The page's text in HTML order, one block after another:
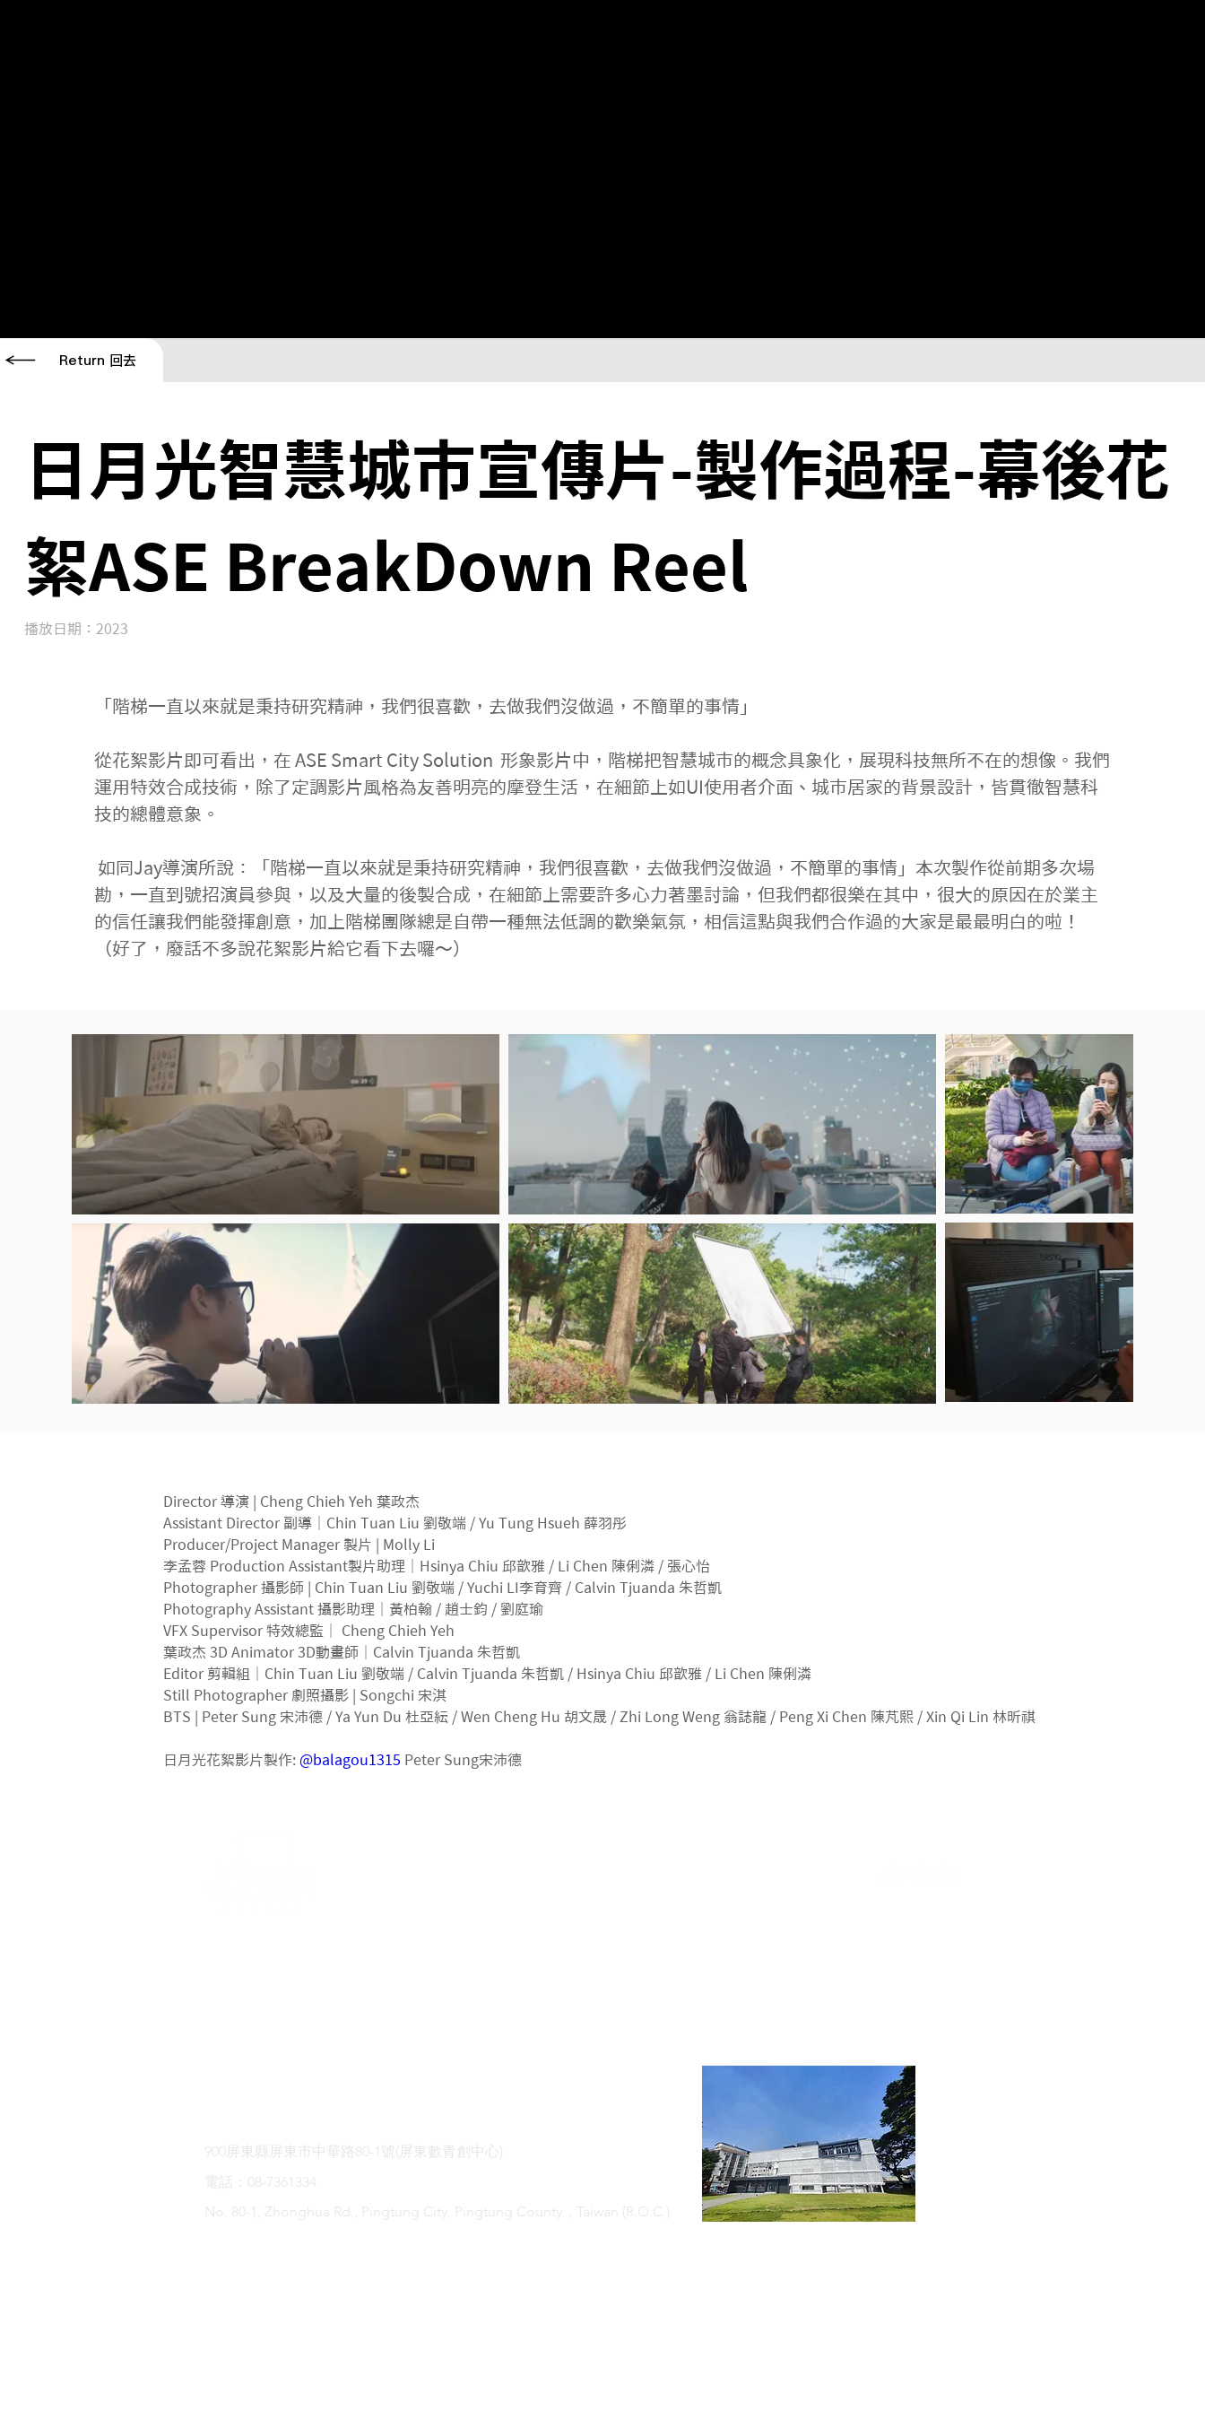
Return 回去
日月光智慧城市宣傳片-製作過程-幕後花
絮ASE BreakDown Reel
播放日期：2023
「階梯一直以來就是秉持研究精神，我們很喜歡，去做我們沒做過，不簡單的事情」
從花絮影片即可看出，在 ASE Smart City Solution  形象影片中，階梯把智慧城市的概念具象化，展現科技無所不在的想像。我們
運用特效合成技術，除了定調影片風格為友善明亮的摩登生活，在細節上如UI使用者介面、城市居家的背景設計，皆貫徹智慧科
技的總體意象。
勘，一直到號招演員參與，以及大量的後製合成，在細節上需要許多心力著墨討論，但我們都很樂在其中，很大的原因在於業主
的信任讓我們能發揮創意，加上階梯團隊總是自帶一種無法低調的歡樂氣氛，相信這點與我們合作過的大家是最最明白的啦！
（好了，廢話不多說花絮影片給它看下去囉～）
Director 導演 | Cheng Chieh Yeh​ 葉政杰
Assistant Director 副導｜Chin Tuan Liu 劉敬端 / Yu Tung Hsueh 薛羽彤
Producer/Project Manager 製片 | Molly Li
李孟蓉 Production Assistant製片助理｜Hsinya Chiu 邱歆雅 / Li Chen 陳俐潾 / 張心怡
Photographer 攝影師 | Chin Tuan Liu 劉敬端 / Yuchi LI李育齊 / Calvin Tjuanda 朱哲凱
Photography Assistant 攝影助理｜黃柏翰 / 趙士鈞 / 劉庭瑜
VFX Supervisor 特效總監｜ Cheng Chieh Yeh
葉政杰 3D Animator 3D動畫師｜Calvin Tjuanda 朱哲凱
Editor 剪輯組｜Chin Tuan Liu 劉敬端 / Calvin Tjuanda 朱哲凱 / Hsinya Chiu 邱歆雅 / Li Chen 陳俐潾
Still Photographer 劇照攝影 | Songchi 宋淇
BTS | Peter Sung 宋沛德 / Ya Yun Du 杜亞紜 / Wen Cheng Hu 胡文晟 / Zhi Long Weng 翁誌龍 / Peng Xi Chen 陳芃熙 / Xin Qi Lin 林昕祺
日月光花絮影片製作: @balagou1315 Peter Sung宋沛德
900屏東縣屏東市中華路80-1號(屏東數青創中心)
​電話：08-7361334
No. 80-1, Zhonghua Rd., Pingtung City, Pingtung County
, Taiwan (R.O.C.)